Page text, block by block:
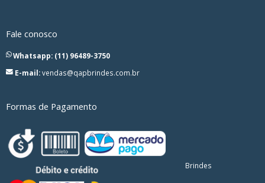
Fale conosco
Whatsapp: (11) 96489-3750
E-mail:vendas@qapbrindes.com.br
Formas de Pagamento
Brindes